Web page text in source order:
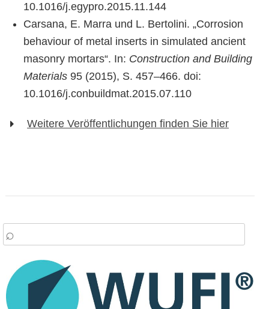
10.1016/j.egypro.2015.11.144
Carsana, E. Marra und L. Bertolini. „Corrosion
behaviour of metal inserts in simulated ancient
masonry mortars“. In: Construction and Building
Materials 95 (2015), S. 457–466. doi:
10.1016/j.conbuildmat.2015.07.110
Weitere Veröffentlichungen finden Sie hier